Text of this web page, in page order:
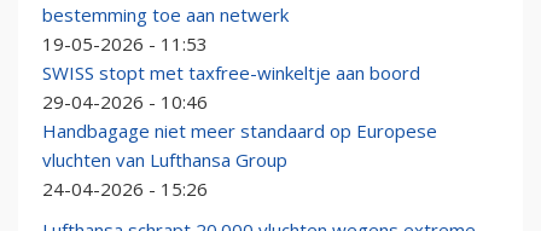
bestemming toe aan netwerk
19-05-2026 - 11:53
SWISS stopt met taxfree-winkeltje aan boord
29-04-2026 - 10:46
Handbagage niet meer standaard op Europese
vluchten van Lufthansa Group
24-04-2026 - 15:26